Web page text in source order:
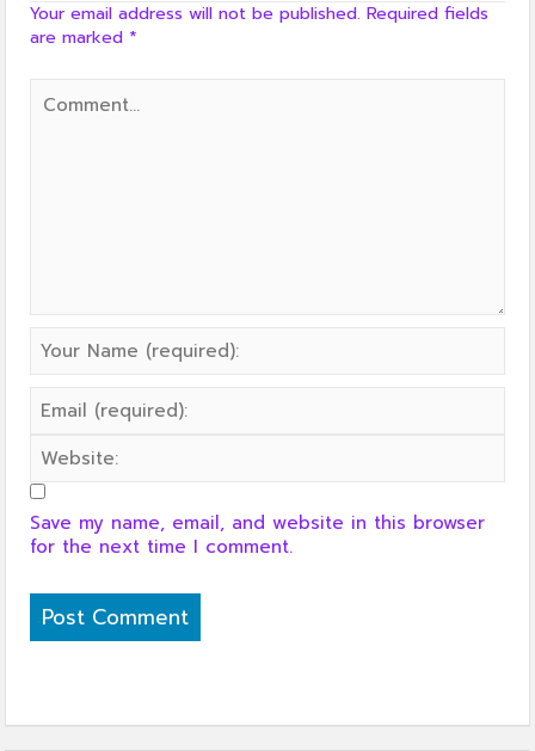
Your email address will not be published. Required fields
are marked *
Save my name, email, and website in this browser
for the next time I comment.